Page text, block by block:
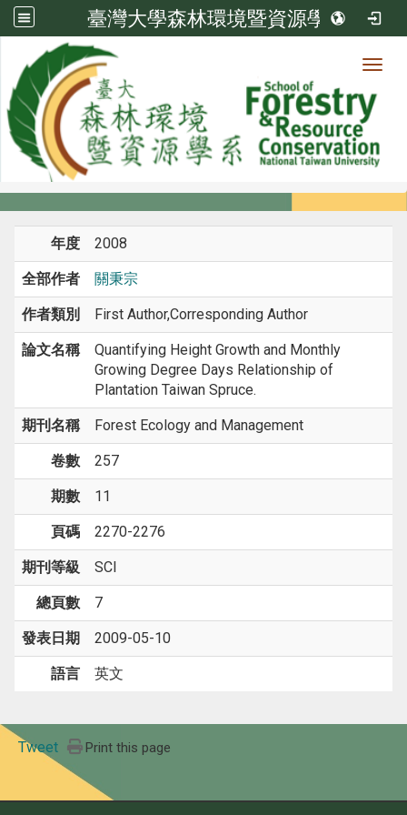
臺灣大學森林環境暨資源學系
系所成員
系所成員
年度 2008
全部作者 關秉宗
作者類別 First Author,Corresponding Author
論文名稱
Quantifying Height Growth and Monthly
Growing Degree Days Relationship of
Plantation Taiwan Spruce.
期刊名稱 Forest Ecology and Management
卷數 257
期數 11
頁碼 2270-2276
期刊等級 SCI
總頁數 7
發表日期 2009-05-10
語言 英文
Tweet Print this page